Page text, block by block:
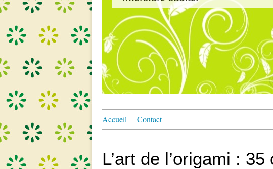
Accueil Contact
L’art de l’origami :